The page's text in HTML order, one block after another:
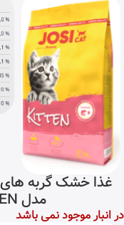
غذا خشک گربه های
مدل JOSICAT KITTEN وزن 1.9کیلو گرم
در انبار موجود نمی باشد